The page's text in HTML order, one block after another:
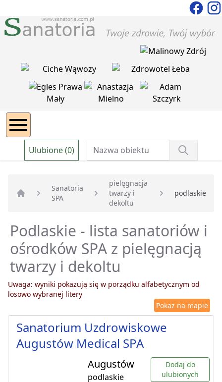
Ulubione (0)
Strona główna
Sanatoria
SPA
pielęgnacja
twarzy i
dekoltu
podlaskie
Podlaskie - lista sanatoriów i
ośrodków SPA z pielęgnacją
twarzy i dekoltu
Uwaga: wyniki pokazują się w porządku alfabetycznym od
losowo wybranej litery
Pokaż na mapie
Sanatorium Uzdrowiskowe
Augustów Medical SPA
Augustów
podlaskie
Dodaj do
ulubionych